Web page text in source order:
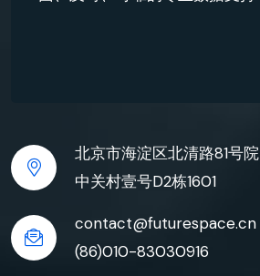
北京市海淀区北清路81号院
中关村壹号D2栋1601
contact@futurespace.cn
(86)010-83030916